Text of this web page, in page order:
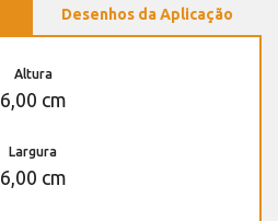
Desenhos da Aplicação
Altura
6,00 cm
Largura
6,00 cm